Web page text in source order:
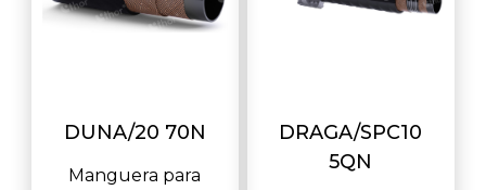
DUNA/20 70N
Manguera para
DRAGA/SPC10
5QN